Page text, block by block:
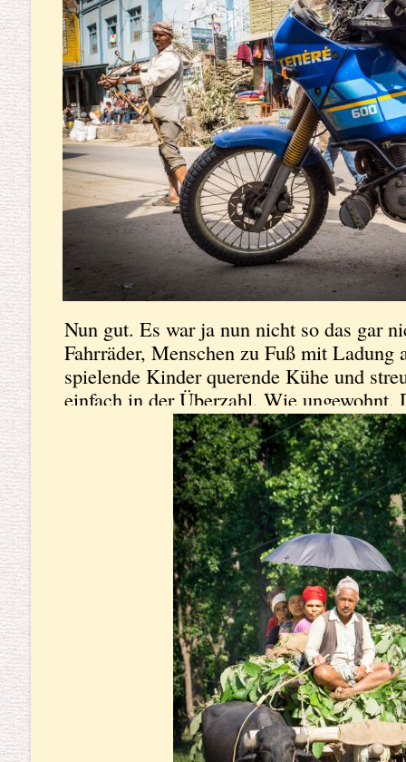
Nun gut. Es war ja nun nicht so das gar
Fahrräder, Menschen zu Fuß mit Ladung
spielende Kinder querende Kühe und
einfach in der Überzahl. Wie ungewohnt.
Wasserbüffelkarren, die langsam die
selten ein Auto, LKW oder Bus. Die
nicht verfehlt.
Nach der erfolgreichen Ausreise aus
Grenzdokumente aus, Corinna erklärte
Zollbeamten wo und wie ein Carnet de
überhaupt zu stempeln sei. Der Grenzer
kleiner Schuljunge gebannt zu und
machen. Wir waren dagegen nur
neuer Abschnitt unserer Reise. Das
füllten wir die Dokumente auch sehr
Unterschrift natürlich, für Sie selber aus.